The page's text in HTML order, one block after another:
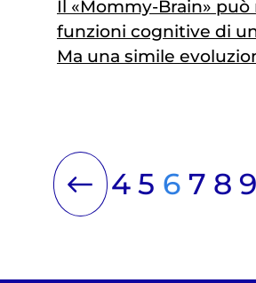
Il «Mommy-Brain»
funzioni cognitive di
Ma una simile
4 5 6 7 8 9